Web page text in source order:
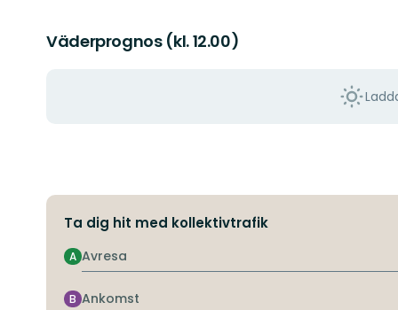
Väderprognos (kl. 12.00)
Ta dig hit med kollektivtrafik
Avresa
A
Ankomst
B